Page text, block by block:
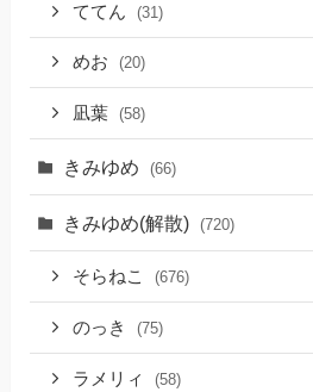
ててん (31)
めお (20)
凪葉 (58)
きみゆめ (66)
きみゆめ(解散) (720)
そらねこ (676)
のっき (75)
ラメリィ (58)